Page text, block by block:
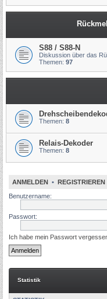
S88 / S88-N
Diskussion über das
Themen: 97
Themen: 8
Relais-Dekoder
Themen: 8
ANMELDEN • REGISTRIEREN
Benutzername:
Passwort:
Ich habe mein Passwort
Statistik